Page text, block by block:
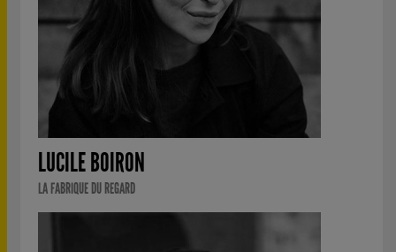
LUCILE BOIRON
LA FABRIQUE DU REGARD